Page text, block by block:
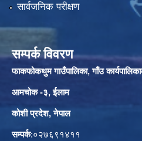
सार्वजनिक परीक्षण
सम्पर्क विवरण
फाकफोकथुम गाउँपालिका, गाँउ
आमचोक -३, ईलाम
कोशी प्रदेश, नेपाल
सम्पर्क:०२७६९१४११